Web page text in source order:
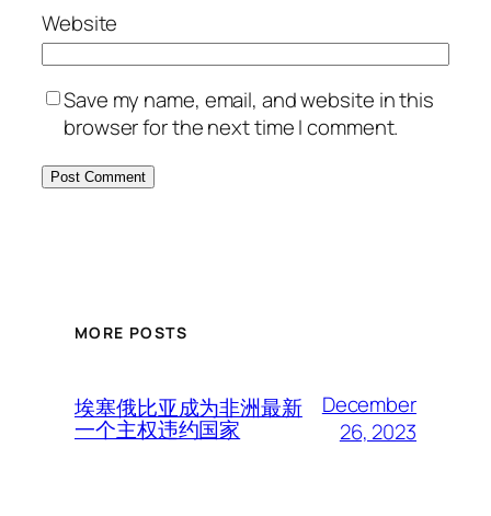
Website
Save my name, email, and website in this
browser for the next time I comment.
MORE POSTS
埃塞俄比亚成为非洲最新
一个主权违约国家
December
26, 2023